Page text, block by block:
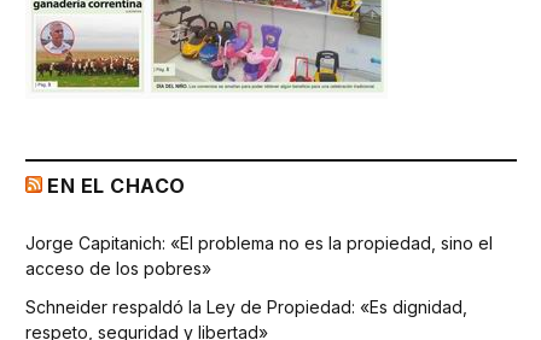
EN EL CHACO
Jorge Capitanich: «El problema no es la propiedad, sino el
acceso de los pobres»
Schneider respaldó la Ley de Propiedad: «Es dignidad,
respeto, seguridad y libertad»